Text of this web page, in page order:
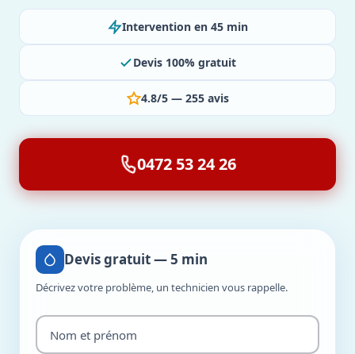
Intervention en 45 min
Devis 100% gratuit
4.8/5 — 255 avis
0472 53 24 26
Devis gratuit — 5 min
Décrivez votre problème, un technicien vous rappelle.